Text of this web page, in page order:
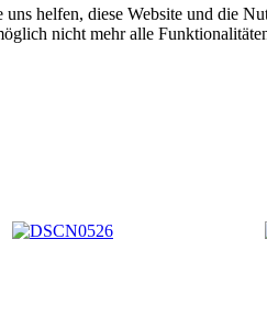
helfen, diese Website und die
nicht mehr alle